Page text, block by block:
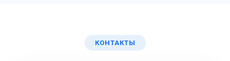
КОНТАКТЫ